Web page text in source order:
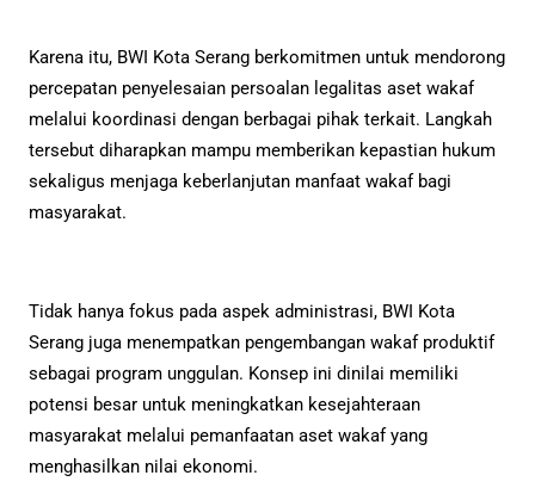
Karena itu, BWI Kota Serang berkomitmen untuk mendorong
percepatan penyelesaian persoalan legalitas aset wakaf
melalui koordinasi dengan berbagai pihak terkait. Langkah
tersebut diharapkan mampu memberikan kepastian hukum
sekaligus menjaga keberlanjutan manfaat wakaf bagi
masyarakat.
Tidak hanya fokus pada aspek administrasi, BWI Kota
Serang juga menempatkan pengembangan wakaf produktif
sebagai program unggulan. Konsep ini dinilai memiliki
potensi besar untuk meningkatkan kesejahteraan
masyarakat melalui pemanfaatan aset wakaf yang
menghasilkan nilai ekonomi.